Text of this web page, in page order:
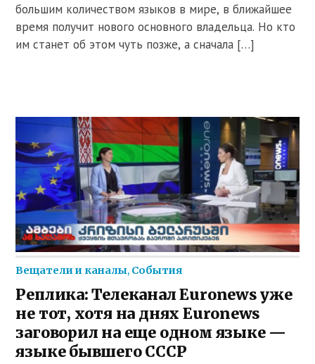
большим количеством языков в мире, в ближайшее
время получит нового основного владельца. Но кто
им станет об этом чуть позже, а сначала […]
Вещатели и каналы, События
Реплика: Телеканал Euronews уже
не тот, хотя на днях Euronews
заговорил на еще одном языке —
языке бывшего СССР